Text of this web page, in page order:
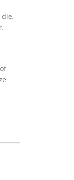
die.